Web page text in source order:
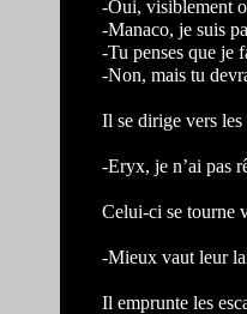
-Oui, visiblement
-Manaco, je suis
-Tu penses que je
-Non, mais tu
Il se dirige vers les
-Eryx, je n’ai pas
Celui-ci se tourne
-Mieux vaut leur
Il emprunte les